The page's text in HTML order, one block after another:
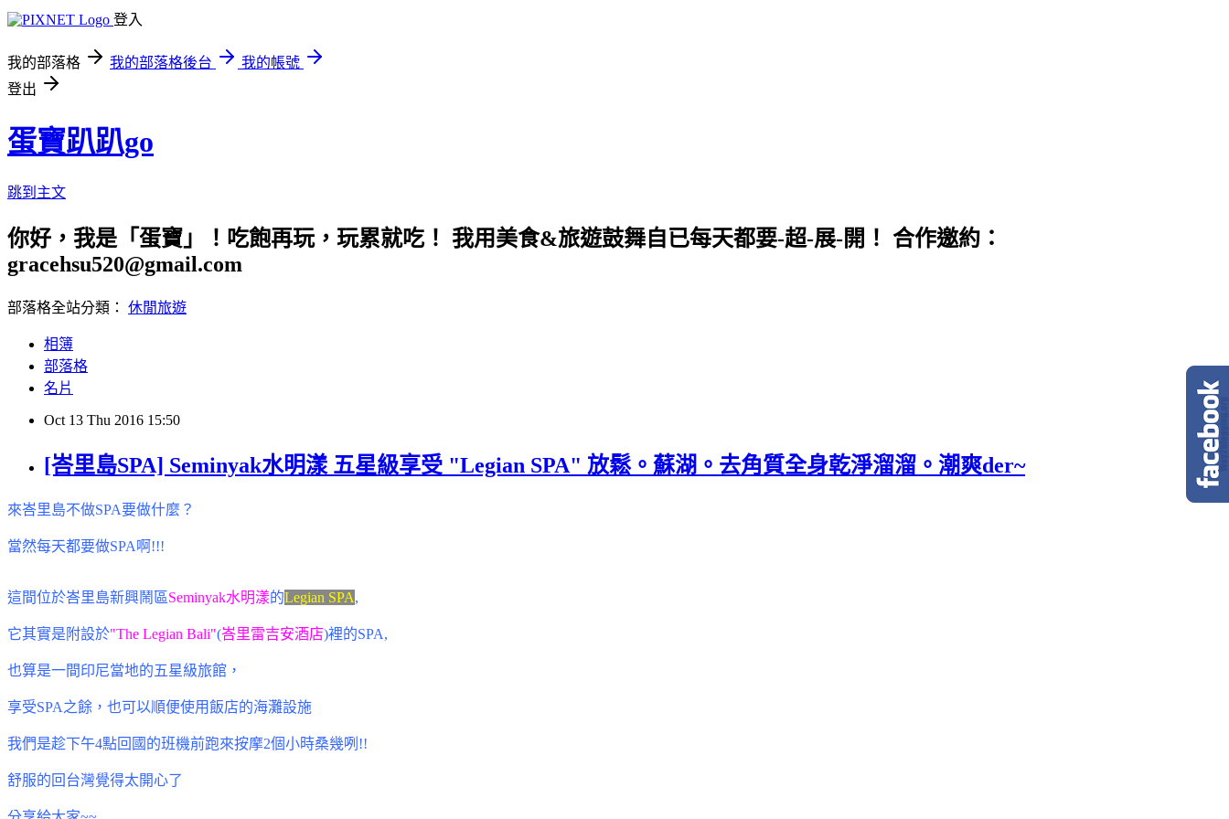
登入
我的部落格 我的部落格後台
我的帳號
登出
蛋寶趴趴go
跳到主文
你好，我是「蛋寶」！吃飽再玩，玩累就吃！ 我用美食&旅遊鼓舞自已每天都要-超-展-開！ 合作邀約：
gracehsu520@gmail.com
部落格全站分類： 休閒旅遊
相簿
部落格
名片
Oct 13 Thu 2016 15:50
[峇里島SPA] Seminyak水明漾 五星級享受 "Legian SPA" 放鬆。蘇湖。去角質全身乾淨溜溜。潮爽der~
來峇里島不做SPA要做什麼？
當然每天都要做SPA啊!!!
這間位於峇里島新興鬧區Seminyak水明漾的Legian SPA,
它其實是 附設於"The Legian Bali"(峇里雷吉安酒店)裡的SPA,
也算是一間印尼當地的五星級旅館，
享受SPA之餘，也可以順便使用飯店的海灘設施
我們是趁下午4點回國的班機前跑來按摩2個小時桑幾咧!!
舒服的回台灣覺得太開心了